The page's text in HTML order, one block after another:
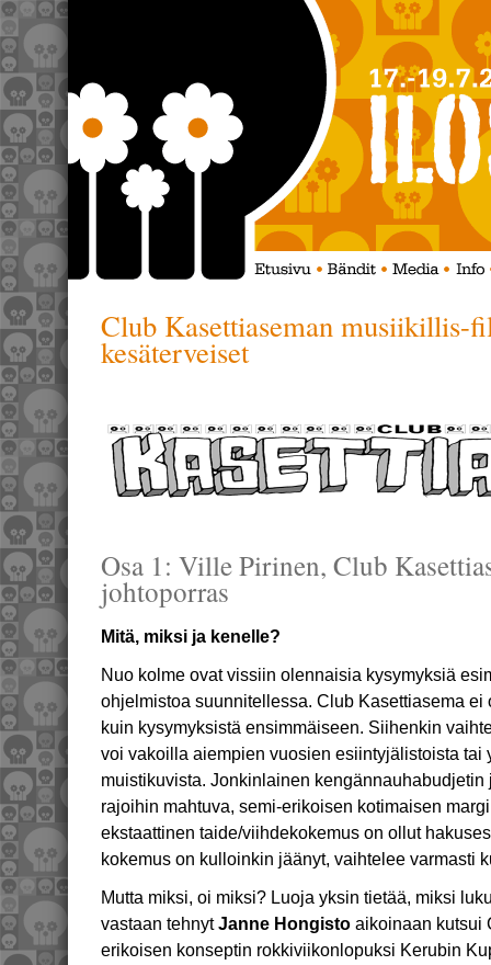
Club Kasettiaseman musiikillis-
kesäterveiset
Osa 1: Ville Pirinen, Club
johtoporras
Mitä, miksi ja kenelle?
Nuo kolme ovat vissiin olennaisia kysymyksiä
ohjelmistoa suunnitellessa. Club Kasettiasema ei
kuin kysymyksistä ensimmäiseen. Siihenkin
voi vakoilla aiempien vuosien esiintyjälistoista tai
muistikuvista. Jonkinlainen
rajoihin mahtuva, semi-erikoisen kotimaisen
ekstaattinen taide/viihdekokemus on ollut
kokemus on kulloinkin jäänyt, vaihtelee varmasti
Mutta miksi, oi miksi? Luoja yksin tietää, miksi
vastaan tehnytJanne Hongisto aikoinaan kutsui
erikoisen konseptin rokkiviikonlopuksi Kerubin